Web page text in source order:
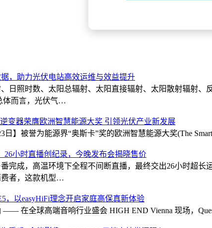
，助力光伏电站高效运维与效益提升
日照时数、太阳总辐射、太阳直接辐射、太阳散射辐射
体而言，光伏气…
变器荣膺欧洲智慧能源大奖 引领光伏产业新发展
日】被誉为能源界“奥斯卡”奖的欧洲智慧能源大奖(The
26小时直播创纪录，今晚发布会揭晓售价
完成，高温环境下全程不间断直播，最终交出26小时超
费者，这款机型…
，以easyHiFi理念开启家庭高保真新体验
—— 在全球高端音响行业盛会 HIGH END Vienna 现场，